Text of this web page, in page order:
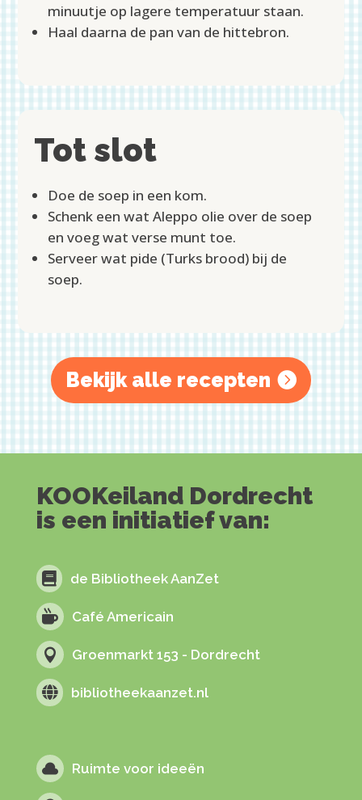
minuutje op lagere temperatuur staan.
Haal daarna de pan van de hittebron.
Tot slot
Doe de soep in een kom.
Schenk een wat Aleppo olie over de soep
en voeg wat verse munt toe.
Serveer wat pide (Turks brood) bij de
soep.
Bekijk alle recepten
KOOKeiland Dordrecht
is een initiatief van:
 de Bibliotheek AanZet
 Café Americain
 Groenmarkt 153 - Dordrecht
 bibliotheekaanzet.nl
 Ruimte voor ideeën